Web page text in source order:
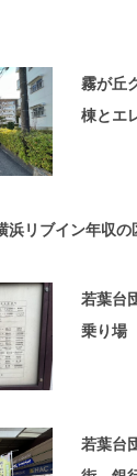
霧が丘
棟とエ
浜リブイン年収の
若葉台
乗り場
若葉台